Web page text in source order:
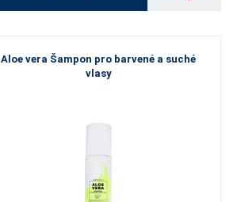
Aloe vera Šampon pro barvené a suché
vlasy